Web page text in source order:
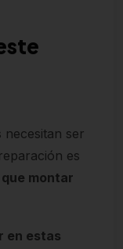
necesitan ser
es
montar
en estas